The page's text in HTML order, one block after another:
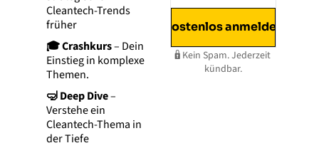
Cleantech-Trends
früher
🎓 Crashkurs – Dein
Einstieg in komplexe
Themen.
🤿 Deep Dive –
Verstehe ein
Cleantech-Thema in
der Tiefe
Kostenlos anmelden
🔒 Kein Spam. Jederzeit
kündbar.